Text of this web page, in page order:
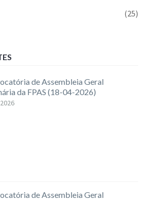
(25)
de Assembleia Geral
da FPAS (18-04-2026)
de Assembleia Geral